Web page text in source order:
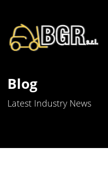
Blog
Latest Industry News